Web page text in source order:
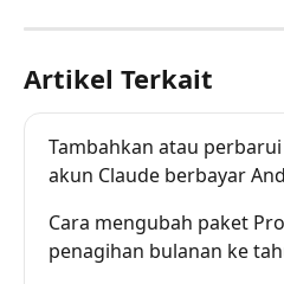
Artikel Terkait
Tambahkan atau
akun Claude berbayar
Cara mengubah paket
penagihan bulanan ke